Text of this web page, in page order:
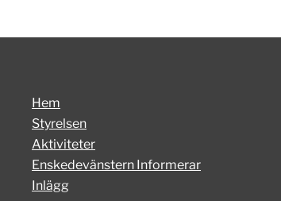
Hem
Styrelsen
Aktiviteter
Enskedevänstern Informerar
Inlägg